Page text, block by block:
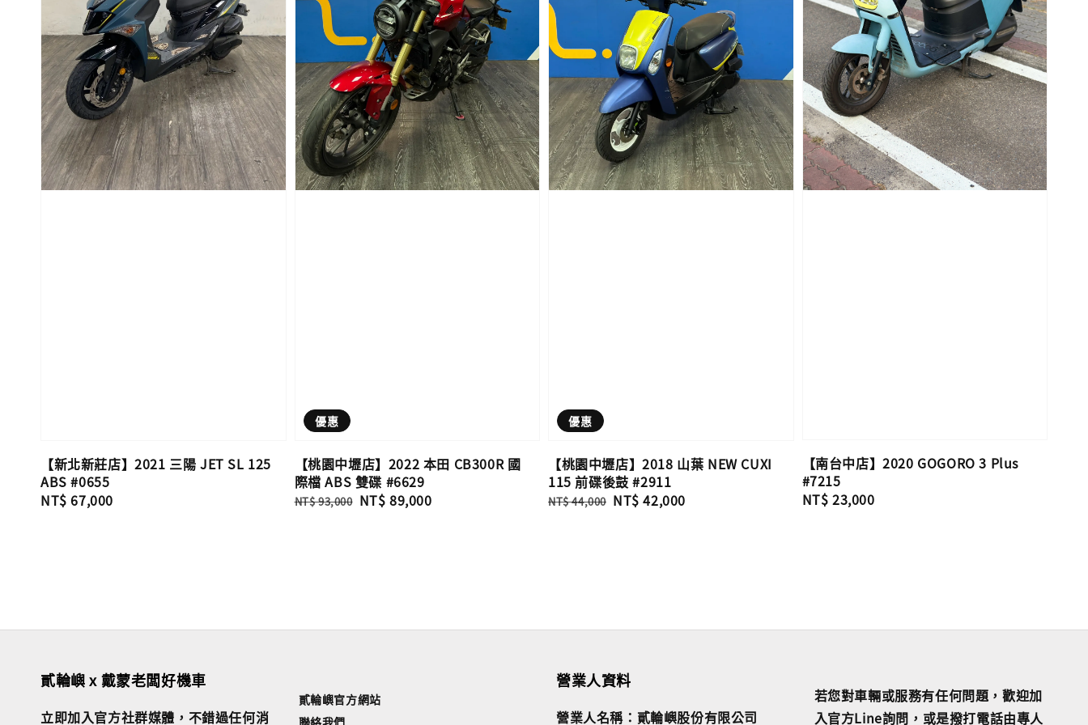
【新北新莊店】2021 三陽 JET SL 125
ABS #0655
Regular
NT$ 67,000
優惠
【桃園中壢店】2022 本田 CB300R 國
際檔 ABS 雙碟 #6629
Regular
NT$ 93,000 Sale
NT$ 89,000
優惠
【桃園中壢店】2018 山葉 NEW CUXI
115 前碟後鼓 #2911
Regular
NT$ 44,000 Sale
NT$ 42,000
【南台中店】2020 GOGORO 3 Plus
#7215
Regular
NT$ 23,000
貳輪嶼 x 戴蒙老闆好機車
立即加入官方社群媒體，不錯過任何消
貳輪嶼官方網站
聯絡我們
營業人資料
營業人名稱：貳輪嶼股份有限公司
若您對車輛或服務有任何問題，歡迎加
入官方Line詢問，或是撥打電話由專人